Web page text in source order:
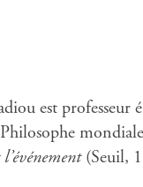
est professeur
l’événement(Seuil,